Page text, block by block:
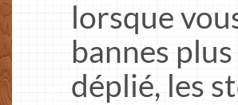
lorsque
bannes
déplié, les